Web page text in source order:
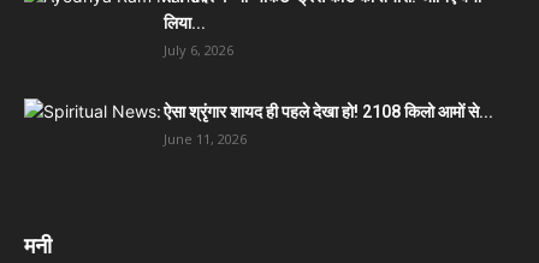
लिया...
July 6, 2026
ऐसा श्रृंगार शायद ही पहले देखा हो! 2108 किलो आमों से...
June 11, 2026
मनी